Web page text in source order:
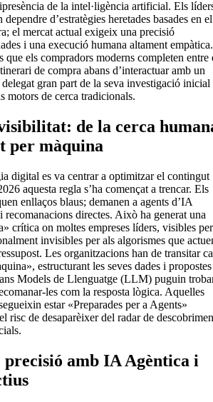
de la intel·ligència artificial. Els
d’estratègies heretades basades en el
el mercat actual exigeix una precisió
i una execució humana altament empàtica.
que els compradors moderns completen entre
de compra abans d’interactuar amb un
gran part de la seva investigació inicial
motors de cerca tradicionals.
de la cerca
per màquina
digital es va centrar a optimitzar el contingut
aquesta regla s’ha començat a trencar. Els
enllaços blaus; demanen a agents d’IA
recomanacions directes. Això ha generat una
crítica on moltes empreses líders, visibles per
invisibles per als algorismes que
Les organitzacions han de transitar
estructurant les seves dades i propostes
Models de Llenguatge (LLM) puguin
les com la resposta lògica. Aquelles
estar «Preparades per a Agents»
risc de desaparèixer del radar de
precisió amb IA Agèntica i